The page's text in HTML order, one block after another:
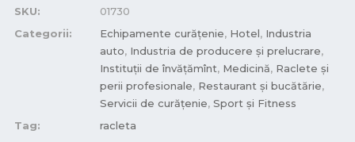
SKU:
01730
Categorii:
Echipamente curățenie, Hotel, Industria
auto, Industria de producere și prelucrare,
Instituții de învățămînt, Medicină, Raclete și
perii profesionale, Restaurant și bucătărie,
Servicii de curățenie, Sport și Fitness
Tag:
racleta